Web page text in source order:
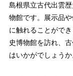
島根県立古代出雲
物館です。展示品
に触れることがで
史博物館を訪れ、
はいかがでしょうか